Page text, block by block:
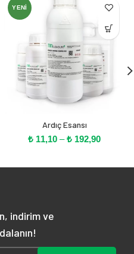
YENI
Ardıç Esansı
₺ 11,10 –₺ 192,90Fiyat
indirim ve